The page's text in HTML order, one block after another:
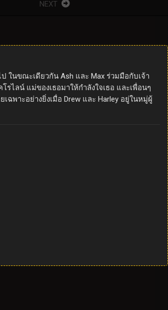
NEXT
ในขณะเดียวกัน Ash และ Max ร่วมมือกับเจ้า
ไลน์ แม่ของเธอมาให้กำลังใจเธอ และเพื่อนๆ
พาะอย่างยิ่งเมื่อ Drew และ Harley อยู่ในหมู่ผู้